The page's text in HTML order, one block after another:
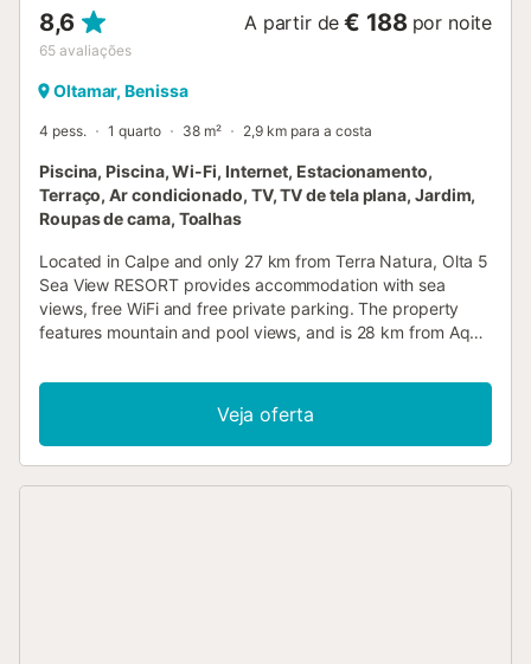
8,6
65 avaliações
A partir de € 188 por noite
Oltamar, Benissa
4 pess. 1 quarto 38 m² 2,9 km para a costa
Piscina, Piscina, Wi-Fi, Internet, Estacionamento,
Terraço, Ar condicionado, TV, TV de tela plana, Jardim,
Roupas de cama, Toalhas
Located in Calpe and only 27 km from Terra Natura, Olta 5
Sea View RESORT provides accommodation with sea
views, free WiFi and free private parking. The property
features mountain and pool views, and is 28 km from Aqua
Veja oferta